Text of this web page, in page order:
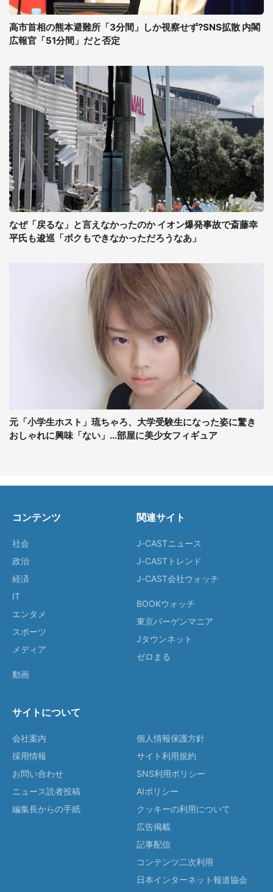
高市首相の熊本避難所「3分間」しか視察せず?SNS拡散 内閣
広報官「51分間」だと否定
なぜ「戻るな」と言えなかったのか イオン爆発事故で斎藤幸
平氏も逡巡「ボクもできなかっただろうなあ」
元「小学生ホスト」琉ちゃろ、大学受験生になった姿に驚き
おしゃれに興味「ない」...部屋に美少女フィギュア
コンテンツ
社会
政治
経済
IT
エンタメ
スポーツ
メディア
動画
関連サイト
J-CASTニュース
J-CASTトレンド
J-CAST会社ウォッチ
BOOKウォッチ
東京バーゲンマニア
Jタウンネット
ゼロまる
サイトについて
会社案内
採用情報
お問い合わせ
ニュース読者投稿
編集長からの手紙
個人情報保護方針
サイト利用規約
SNS利用ポリシー
AIポリシー
クッキーの利用について
広告掲載
記事配信
コンテンツ二次利用
日本インターネット報道協会